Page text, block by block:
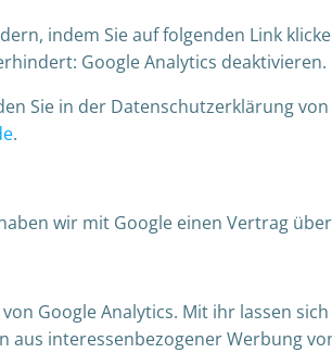
indem Sie auf folgenden Link
Google Analytics deaktivieren.
Sie in der Datenschutzerklärung von
.
wir mit Google einen Vertrag
Google Analytics. Mit ihr lassen
interessenbezogener Werbung